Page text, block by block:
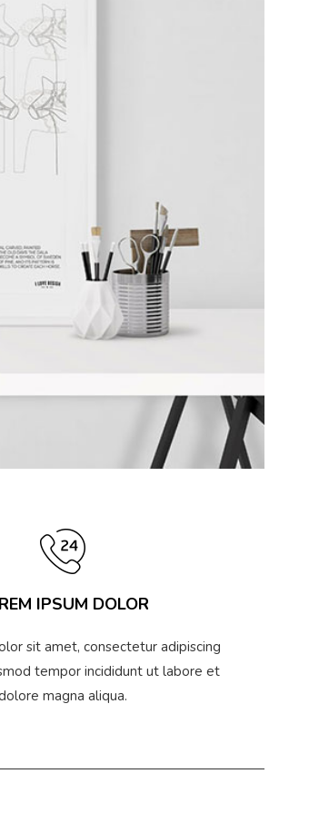
IPSUM DOLOR
sit amet, consectetur adipiscing
tempor incididunt ut labore et
magna aliqua.
CLARA SARAH